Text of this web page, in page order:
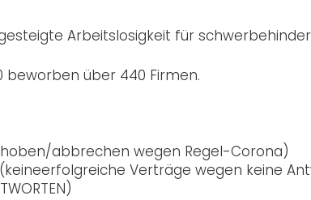
Arbeitslosigkeit für
beworben über 440 Firmen.
abbrechen wegen Regel-Corona)
Verträge wegen keine